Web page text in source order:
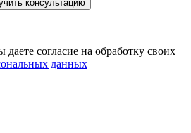
согласие на обработку своих
данных